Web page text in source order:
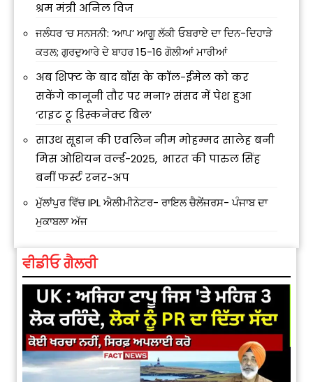
श्रम मंत्री अनिल विज
ਜਲੰਧਰ ‘ਚ ਸਨਸਨੀ: ‘ਆਪ’ ਆਗੂ ਲੱਕੀ ਓਬਰਾਏ ਦਾ ਦਿਨ-ਦਿਹਾੜੇ
ਕਤਲ; ਗੁਰਦੁਆਰੇ ਦੇ ਬਾਹਰ 15-16 ਗੋਲੀਆਂ ਮਾਰੀਆਂ
अब शिफ्ट के बाद बॉस के कॉल-ईमेल को कर
सकेंगे कानूनी तौर पर मना? संसद में पेश हुआ
‘राइट टू डिस्कनेक्ट बिल’
साउथ सूडान की एवलिन नीम मोहम्मद सालेह बनी
मिस ओशियन वर्ल्ड-2025, भारत की पारुल सिंह
बनीं फर्स्ट रनर-अप
ਮੁੱਲਾਂਪੁਰ ਵਿੱਚ IPL ਐਲੀਮੀਨੇਟਰ- ਰਾਇਲ ਚੈਲੇਂਜਰਸ- ਪੰਜਾਬ ਦਾ
ਮੁਕਾਬਲਾ ਅੱਜ
ਵੀਡੀਓ ਗੈਲਰੀ